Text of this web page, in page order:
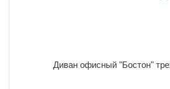
Диван офисный "Бостон"